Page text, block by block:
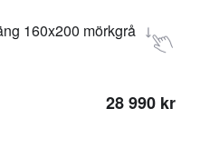
160x200 mörkgrå
28 990 kr